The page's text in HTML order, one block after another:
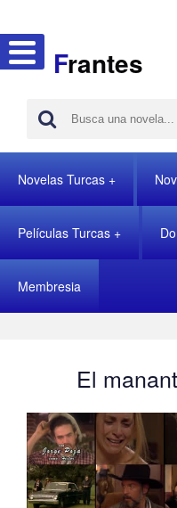
Frantes
Novelas Turcas
Películas Turcas
Membresia
El